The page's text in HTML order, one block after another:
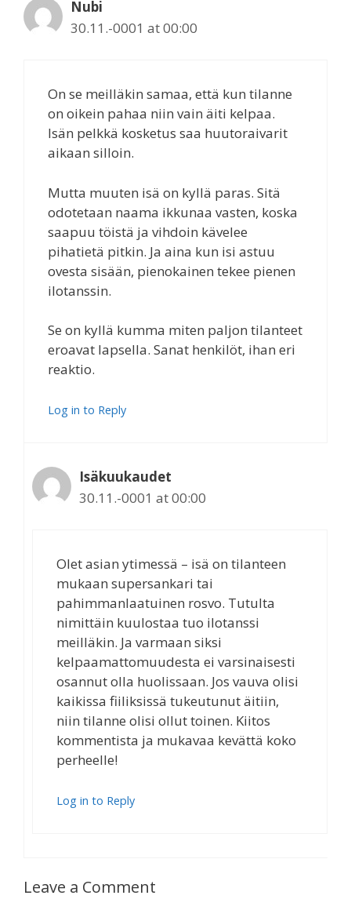
Nubi
30.11.-0001 at 00:00
On se meilläkin samaa, että kun tilanne
on oikein pahaa niin vain äiti kelpaa.
Isän pelkkä kosketus saa huutoraivarit
aikaan silloin.
Mutta muuten isä on kyllä paras. Sitä
odotetaan naama ikkunaa vasten, koska
saapuu töistä ja vihdoin kävelee
pihatietä pitkin. Ja aina kun isi astuu
ovesta sisään, pienokainen tekee pienen
ilotanssin.
Se on kyllä kumma miten paljon tilanteet
eroavat lapsella. Sanat henkilöt, ihan eri
reaktio.
Log in to Reply
Isäkuukaudet
30.11.-0001 at 00:00
Olet asian ytimessä – isä on tilanteen
mukaan supersankari tai
pahimmanlaatuinen rosvo. Tutulta
nimittäin kuulostaa tuo ilotanssi
meilläkin. Ja varmaan siksi
kelpaamattomuudesta ei varsinaisesti
osannut olla huolissaan. Jos vauva olisi
kaikissa fiiliksissä tukeutunut äitiin,
niin tilanne olisi ollut toinen. Kiitos
kommentista ja mukavaa kevättä koko
perheelle!
Log in to Reply
Leave a Comment